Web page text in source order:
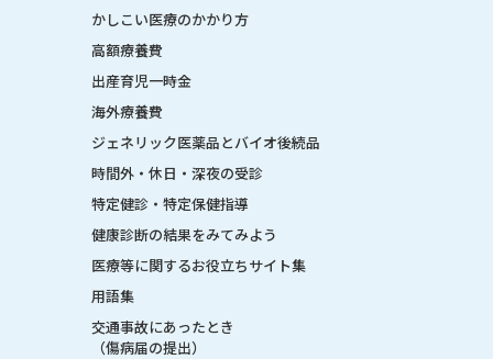
かしこい医療のかかり方
高額療養費
出産育児一時金
海外療養費
ジェネリック医薬品とバイオ後続品
時間外・休日・深夜の受診
特定健診・特定保健指導
健康診断の結果をみてみよう
医療等に関するお役立ちサイト集
用語集
交通事故にあったとき
（傷病届の提出）